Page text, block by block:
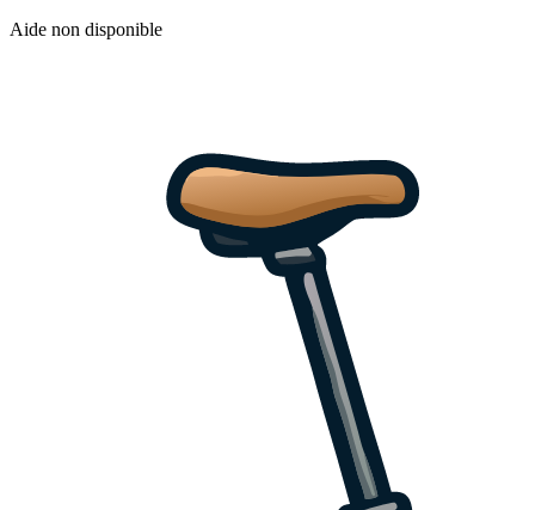
Aide non disponible